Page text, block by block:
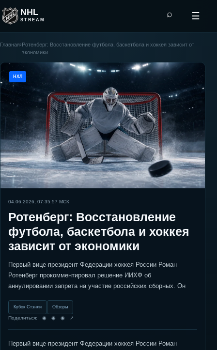
NHL
STREAM
⌕ ☰
Главная›Ротенберг: Восстановление футбола, баскетбола и хоккея зависит от
экономики
НХЛ
04.06.2026, 07:35:57 МСК
Ротенберг: Восстановление
футбола, баскетбола и хоккея
зависит от экономики
Первый вице-президент Федерации хоккея России Роман
Ротенберг прокомментировал решение ИИХФ об
аннулировании запрета на участие российских сборных. Он
Кубок Стэнли Обзоры
Поделиться: ◉ ◉ ◉ ↗
Первый вице-президент Федерации хоккея России Роман